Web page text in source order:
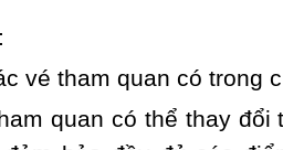
vé tham quan có trong
quan có thể thay